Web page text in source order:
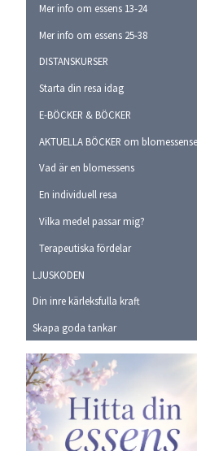
Mer info om essens 13-24
Mer info om essens 25-38
DISTANSKURSER
Starta din resa idag
E-BÖCKER & BÖCKER
AKTUELLA BÖCKER om
Vad är en blomessens
En individuell resa
Vilka medel passar mig?
Terapeutiska fördelar
LJUSKODEN
Din inre kärleksfulla kraft
Skapa goda tankar